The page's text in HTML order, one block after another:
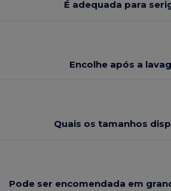
É adequada para
Encolhe após a
Quais os tamanhos
Pode ser encomendada em